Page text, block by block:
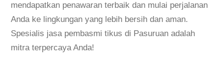
mendapatkan penawaran terbaik dan mulai perjalanan
Anda ke lingkungan yang lebih bersih dan aman.
Spesialis jasa pembasmi tikus di Pasuruan adalah
mitra terpercaya Anda!